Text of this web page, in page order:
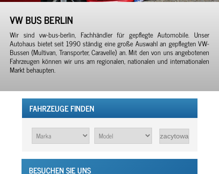
VW BUS BERLIN
Wir sind vw-bus-berlin, Fachhändler für gepflegte Automobile. Unser
Autohaus bietet seit 1990 ständig eine große Auswahl an gepflegten VW-
Bussen (Multivan, Transporter, Caravelle) an. Mit den von uns angebotenen
Fahrzeugen können wir uns am regionalen, nationalen und internationalen
Markt behaupten.
FAHRZEUGE FINDEN
BESUCHEN SIE UNS